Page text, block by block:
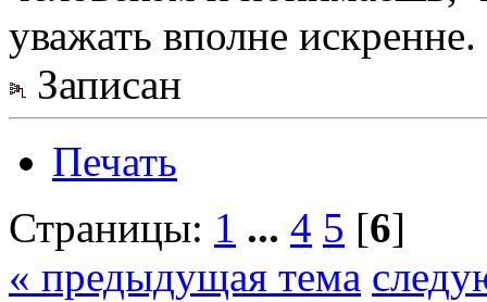
уважать вполне искренне.
Записан
Печать
Страницы: 1 ... 4 5 [6]
« предыдущая тема